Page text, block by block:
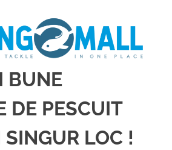
BUNE
DE PESCUIT
LOC !